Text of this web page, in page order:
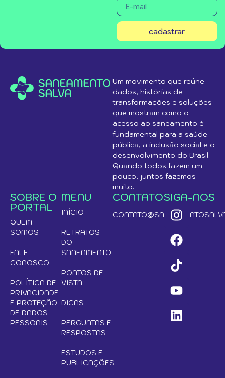
cadastrar
Um movimento que reúne
dados, histórias de
transformações e soluções
que mostram como o
acesso ao saneamento é
fundamental para a saúde
pública, a inclusão social e o
desenvolvimento do Brasil.
Quando todos fazem um
pouco, juntos fazemos
muito.
SOBRE O
PORTAL
QUEM
SOMOS
FALE
CONOSCO
POLÍTICA DE
PRIVACIDADE
E PROTEÇÃO
DE DADOS
PESSOAIS
MENU
INÍCIO
RETRATOS
DO
SANEAMENTO
PONTOS DE
VISTA
DICAS
PERGUNTAS E
RESPOSTAS
ESTUDOS E
PUBLICAÇÕES
CONTATOSIGA-NOS